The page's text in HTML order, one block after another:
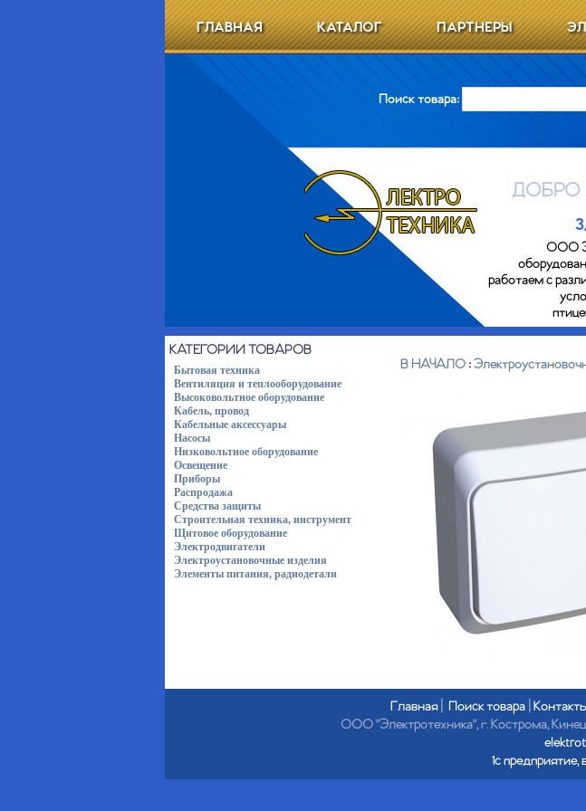
ГЛАВНАЯ КАТАЛОГ ПАРТНЕРЫ
Поиск товара:
ДОБРО
ООО
работаем с
КАТЕГОРИИ ТОВАРОВ
Бытовая техника
Вентиляция и теплооборудование
Высоковольтное оборудование
Кабель, провод
Кабельные аксессуары
Насосы
Низковольтное оборудование
Освещение
Приборы
Распродажа
Средства защиты
Строительная техника, инструмент
Щитовое оборудование
Электродвигатели
Электроустановочные изделия
Элементы питания, радиодетали
В НАЧАЛО :
Главная| Поиск товара
ООО "Электротехника", г. Кострома,
1с